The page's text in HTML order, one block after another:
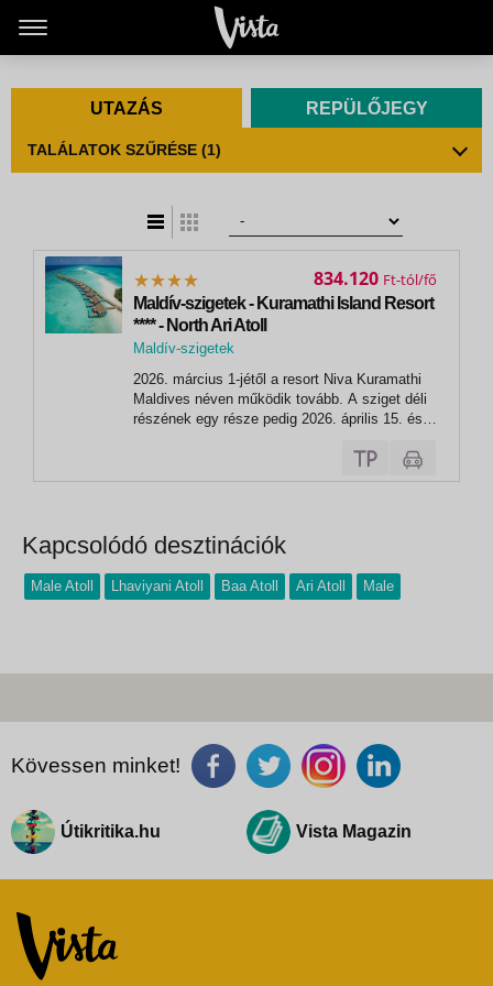
UTAZÁS REPÜLŐJEGY
TALÁLATOK SZŰRÉSE (1)
Maldív-szigetek - Kuramathi Island Resort
**** - North Ari Atoll
Maldív-szigetek
2026. március 1-jétől a resort Niva Kuramathi
Maldives néven működik tovább. A sziget déli
részének egy része pedig 2026. április 15. és
A Water Villák egy új, prémium kategóriára
frissülnek: medencés vízi bungalókra! - -
834.120 Ft
Kapcsolódó desztinációk
Male Atoll Lhaviyani Atoll Baa Atoll Ari Atoll Male
Kövessen minket!
Útikritika.hu Vista Magazin